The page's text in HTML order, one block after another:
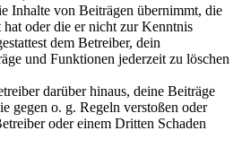
Inhalte von Beiträgen übernimmt, die
hat oder die er nicht zur Kenntnis
dem Betreiber, dein
und Funktionen jederzeit zu löschen
darüber hinaus, deine Beiträge
gegen o. g. Regeln verstoßen oder
oder einem Dritten Schaden